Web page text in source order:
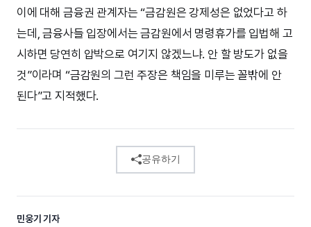
이에 대해 금융권 관계자는 “금감원은 강제성은 없었다고 하
는데, 금융사들 입장에서는 금감원에서 명령휴가를 입법해 고
시하면 당연히 압박으로 여기지 않겠느냐. 안 할 방도가 없을
것”이라며 “금감원의 그런 주장은 책임을 미루는 꼴밖에 안
된다”고 지적했다.
공유하기
민웅기 기자